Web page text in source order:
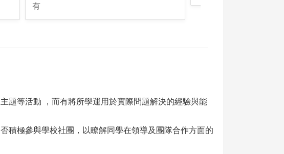
有
題等活動 ，而有將所學運用於實際問題解決的經驗與能
積極參與學校社團，以瞭解同學在領導及團隊合作方面的